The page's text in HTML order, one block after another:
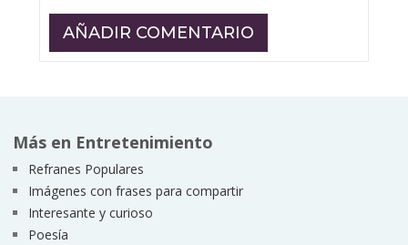
Más en Entretenimiento
Refranes Populares
Imágenes con frases para compartir
Interesante y curioso
Poesía